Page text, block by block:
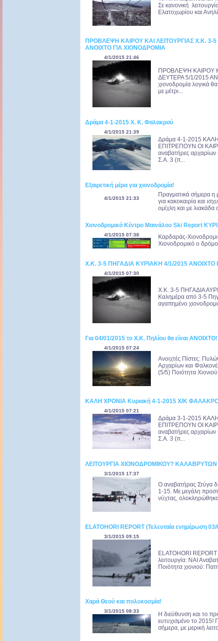
Σε κανονική
Ελατοχωρίου και
ΠΡΟΒΛΕΨΗ ΚΑΙΡΟΥ ΚΑΙ ΛΕΙΤΟΥΡΓΙΑΣ Χ.Κ. 3-
ΑΝΟΙΧΤΟ ΓΙΑ ΧΙΟΝΟΔΡΟΜΙΑ
4/1/2015 21:46
ΠΡΟΒΛΕΨΗ ΚΑΙΡΟΥ
ΔΕΥΤΕΡΑ 5/1/2015
χιονοδρομία λογικά
με μέτρι...
Δράμα 4-1-2015 Χ. Κ. Φαλακρού
4/1/2015 21:39
Δράμα 4-1-2015
ΕΠΙΤΡΕΠΟΥΝ ΟΙ
αναβατήρες
Σ.Α. 3 (π...
Εξαιρετική μέρα για χιονοδρομία!
4/1/2015 21:33
Πραγματικά σήμερα η
για κακοκαιρία και
ομίχλη και με
Χιονοδρομικό Κέντρο Μαινάλου Ski Report
4/1/2015 07:38
Καρδαράς-
Χιονοδρομικό ο
Χ.Κ. 3-5 ΠΗΓΑΔΙΑ ΚΥΡΙΑΚΗ 4/1/2015 ΑΝΟΙΧΤΟ
4/1/2015 07:30
Χ.Κ. 3-5 ΠΗΓΑΔΙΑ
Καλημέρα από 3-5
αγαπημένο
Για 04/01/2015 το Χ.Κ. Πηλίου θα είναι ΑΝΟΙΧΤΟ!
4/1/2015 07:24
Ανοιχτές Πίστες:
Αρχαρίων και
(5/5) Ποιότητα
ΚΑΛΗ ΧΡΟΝΙΑ Κυριακή 4-1-2015 Χ/Κ
4/1/2015 07:21
Δράμα 3-1-2015
ΕΠΙΤΡΕΠΟΥΝ ΟΙ
αναβατήρες
Σ.Α. 3 (π...
ΛΕΙΤΟΥΡΓΙΑ ΧΙΟΝΟΔΡΟΜΙΚΟΥ? ΚΑΛΑΒΡΥΤΩΝ
3/1/2015 17:37
Ο αναβατήρας Στύγα
1-15. Με μεγάλη
νύχτας,
ELATOHORI REPORT (Τελευταία ενημέρωση
3/1/2015 09:15
ELATOHORI
λειτουργία: ΝΑΙ
Ποιότητα χιονιού:
Χαρά Θεού και πολυκοσμία!
3/1/2015 08:33
Η διεύθυνση και το
ευτυχισμένο το 2015!
σήμερα, με μερική